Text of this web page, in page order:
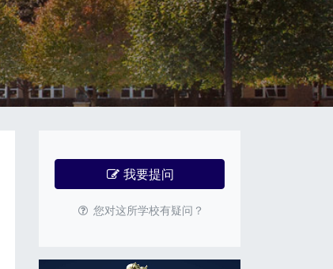
我要提问
您对这所学校有疑问？